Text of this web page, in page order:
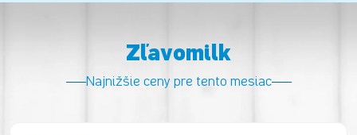
Zľavomilk
Najnižšie ceny pre tento mesiac